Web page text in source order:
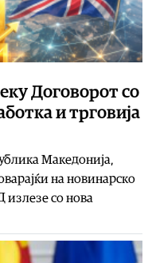
Договорот со
и трговија
Македонија,
на новинарско
излезе со нова